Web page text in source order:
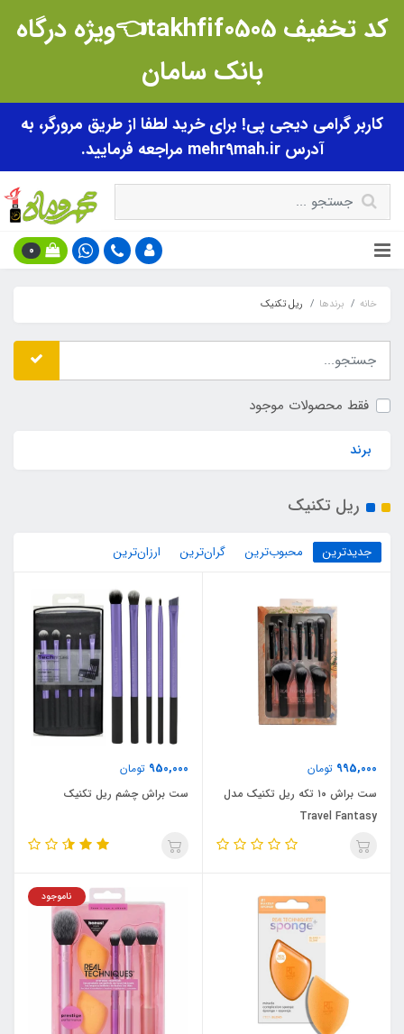
کد تخفیف takhfif0505👈ویژه درگاه
بانک سامان
کاربر گرامی دیجی پی! برای خرید لطفا از طریق مرورگر، به
آدرس mehr9mah.ir مراجعه فرمایید.
0
خانه برندها ریل تکنیک
فقط محصولات موجود
برند
ریل تکنیک
جدیدترین محبوب‌ترین گران‌ترین ارزان‌ترین
995,000 تومان
ست براش ۱۰ تکه ریل تکنیک مدل
Travel Fantasy
950,000 تومان
ست براش چشم ریل تکنیک
ناموجود